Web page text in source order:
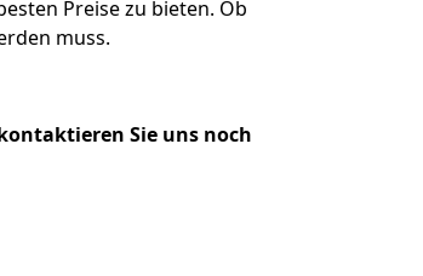
Preise zu bieten. Ob
muss.
Sie uns noch